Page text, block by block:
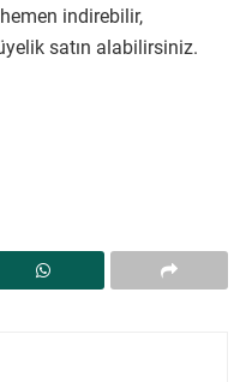
indirebilir,
satın alabilirsiniz.